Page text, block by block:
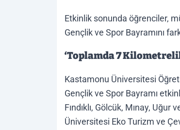
Etkinlik sonunda öğrenciler,
Gençlik ve Spor Bayramını
‘Toplamda 7
Kastamonu Üniversitesi
Gençlik ve Spor Bayramı
Fındıklı, Gölcük, Mınay,
Üniversitesi Eko Turizm ve